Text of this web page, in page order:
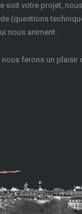
soit votre projet,
(questions
nous animent.
nous ferons un plaisir